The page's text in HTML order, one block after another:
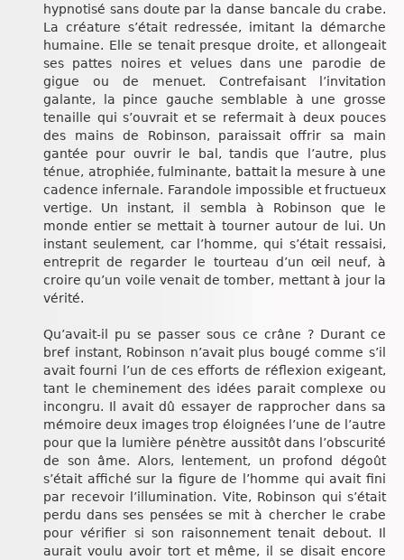
hypnotisé sans doute par la danse bancale du crabe.
La créature s’était redressée, imitant la démarche
humaine. Elle se tenait presque droite, et allongeait
ses pattes noires et velues dans une parodie de
gigue ou de menuet. Contrefaisant l’invitation
galante, la pince gauche semblable à une grosse
tenaille qui s’ouvrait et se refermait à deux pouces
des mains de Robinson, paraissait offrir sa main
gantée pour ouvrir le bal, tandis que l’autre, plus
ténue, atrophiée, fulminante, battait la mesure à une
cadence infernale. Farandole impossible et fructueux
vertige. Un instant, il sembla à Robinson que le
monde entier se mettait à tourner autour de lui. Un
instant seulement, car l’homme, qui s’était ressaisi,
entreprit de regarder le tourteau d’un œil neuf, à
croire qu’un voile venait de tomber, mettant à jour la
vérité.
Qu’avait-il pu se passer sous ce crâne ? Durant ce
bref instant, Robinson n’avait plus bougé comme s’il
avait fourni l’un de ces efforts de réflexion exigeant,
tant le cheminement des idées parait complexe ou
incongru. Il avait dû essayer de rapprocher dans sa
mémoire deux images trop éloignées l’une de l’autre
pour que la lumière pénètre aussitôt dans l’obscurité
de son âme. Alors, lentement, un profond dégoût
s’était affiché sur la figure de l’homme qui avait fini
par recevoir l’illumination. Vite, Robinson qui s’était
perdu dans ses pensées se mit à chercher le crabe
pour vérifier si son raisonnement tenait debout. Il
aurait voulu avoir tort et même, il se disait encore